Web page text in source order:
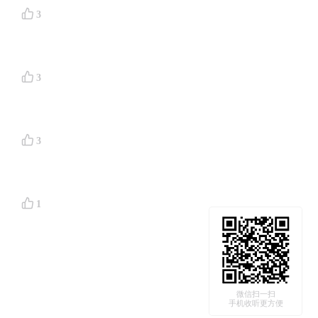
3
3
3
1
微信扫一扫
手机收听更方便